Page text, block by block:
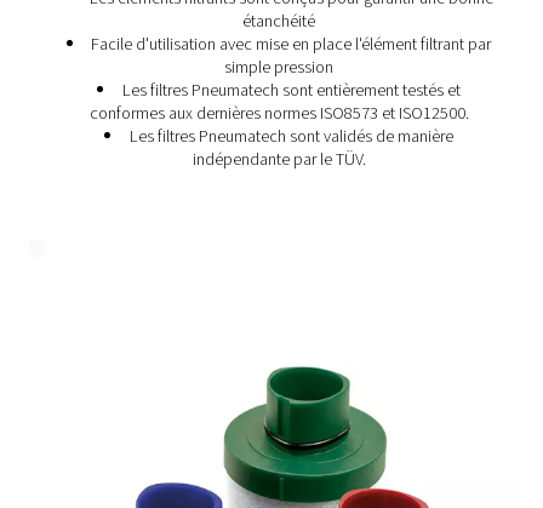
Les avantages des filtres à
comprimé
Protéger les outils et équipements pneumatiques
de la contamination
Protégez et augmentez l’efficacité de vos